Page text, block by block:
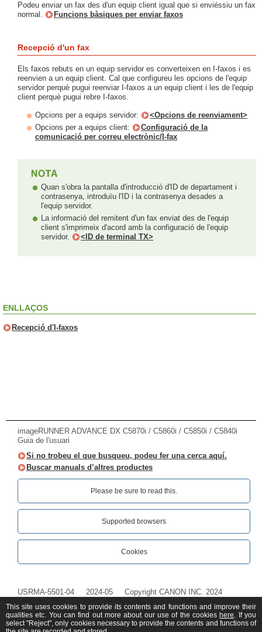
Podeu enviar un fax des d'un equip client igual que si enviéssiu un fax
normal.
Funcions bàsiques per enviar faxos
Recepció d'un fax
Els faxos rebuts en un equip servidor es converteixen en I-faxos i es
reenvien a un equip client. Cal que configureu les opcions de l'equip
servidor perquè pugui reenviar I-faxos a un equip client i les de l'equip
client perquè pugui rebre I-faxos.
Opcions per a equips servidor:
<Opcions de reenviament>
Opcions per a equips client:
Configuració de la
comunicació per correu electrònic/I-fax
Quan s'obra la pantalla d'introducció d'ID de departament i
contrasenya, introduïu l'ID i la contrasenya desades a
l'equip servidor.
La informació del remitent d'un fax enviat des de l'equip
client s'imprimeix d'acord amb la configuració de l'equip
servidor.
<ID de terminal TX>
ENLLAÇOS
Recepció d'I-faxos
imageRUNNER ADVANCE DX C5870i / C5860i / C5850i / C5840i
Guia de l'usuari
Si no trobeu el que busqueu, podeu fer una cerca aquí.
Buscar manuals d’altres productes
Please be sure to read this.‎
Supported browsers
Cookies
USRMA-5501-04 2024-05 Copyright CANON INC. 2024
This site uses cookies to provide its contents and functions and improve their
qualities etc. You can find out more about our use of the cookies here. If you
select "Reject", only cookies necessary to provide the contents and functions of